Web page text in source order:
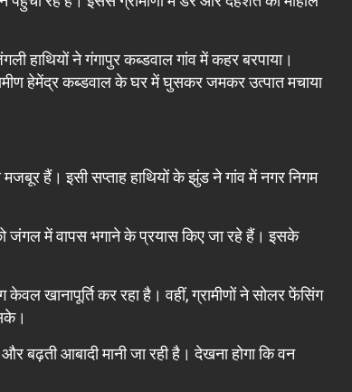
हाथियों ने गंगापुर कब्डवाल गांव में कहर बरपाया।
हेमेंद्र कब्डवाल के घर में घुसकर जमकर उत्पात मचाया
हैं। इसी सप्ताह हाथियों के झुंड ने गांव में नगर निगम
को जंगल में वापस भगाने के प्रयास किए जा रहे हैं। इसके
केवल खानापूर्ति कर रहा है। वहीं, ग्रामीणों ने सोलर फेंसिंग
आबादी मानी जा रही है। देखना होगा कि वन